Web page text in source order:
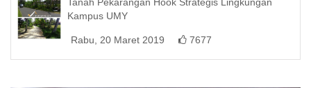
Kampus UMY
Rabu, 20 Maret 2019 7677